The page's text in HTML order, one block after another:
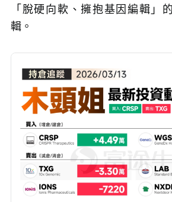
「脫硬向軟、擁抱基因編輯」
輯。